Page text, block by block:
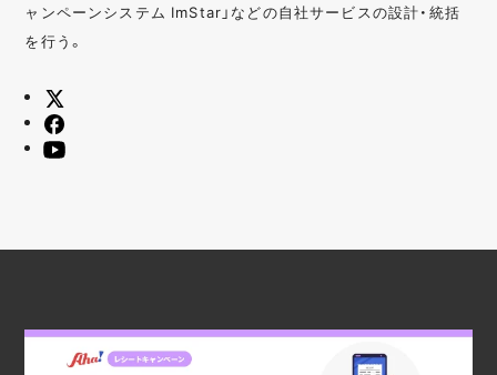
ャンペーンシステム ImStar」などの自社サービスの設計・統括
を行う。